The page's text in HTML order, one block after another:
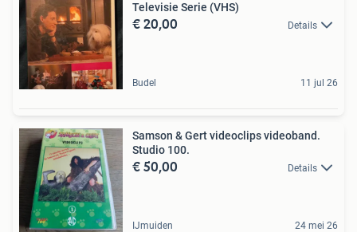
Televisie Serie (VHS)
€ 20,00 Details
Budel 11 jul 26
Samson & Gert videoclips videoband.
Studio 100.
€ 50,00 Details
IJmuiden 24 mei 26